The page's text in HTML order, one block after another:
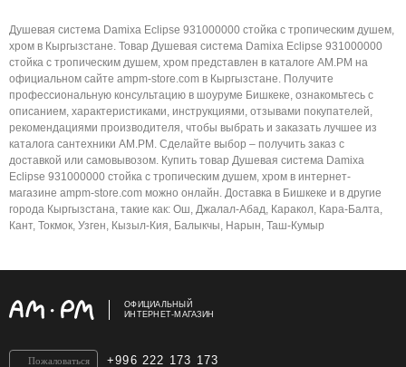
Душевая система Damixa Eclipse 931000000 стойка с тропическим душем,
хром в Кыргызстане. Товар Душевая система Damixa Eclipse 931000000
стойка с тропическим душем, хром представлен в каталоге AM.PM на
официальном сайте ampm-store.com в Кыргызстане. Получите
профессиональную консультацию в шоуруме Бишкеке, ознакомьтесь с
описанием, характеристиками, инструкциями, отзывами покупателей,
рекомендациями производителя, чтобы выбрать и заказать лучшее из
каталога сантехники AM.PM. Сделайте выбор – получить заказ с
доставкой или самовывозом. Купить товар Душевая система Damixa
Eclipse 931000000 стойка с тропическим душем, хром в интернет-
магазине ampm-store.com можно онлайн. Доставка в Бишкеке и в другие
города Кыргызстана, такие как: Ош, Джалал-Абад, Каракол, Кара-Балта,
Кант, Токмок, Узген, Кызыл-Кия, Балыкчы, Нарын, Таш-Кумыр
ОФИЦИАЛЬНЫЙ
ИНТЕРНЕТ-МАГАЗИН
+996 222 173 173
Пожаловаться